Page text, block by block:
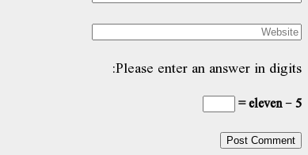
Please enter an answer in digits:
eleven − 5 =